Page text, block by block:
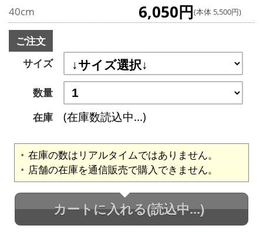
40cm 6,050円(本体 5,500円)
ご注文
サイズ
数量
在庫
(在庫数読込中...)
在庫の数はリアルタイムではありません。
店舗の在庫を通信販売で購入できません。
カートに入れる(読込中...)